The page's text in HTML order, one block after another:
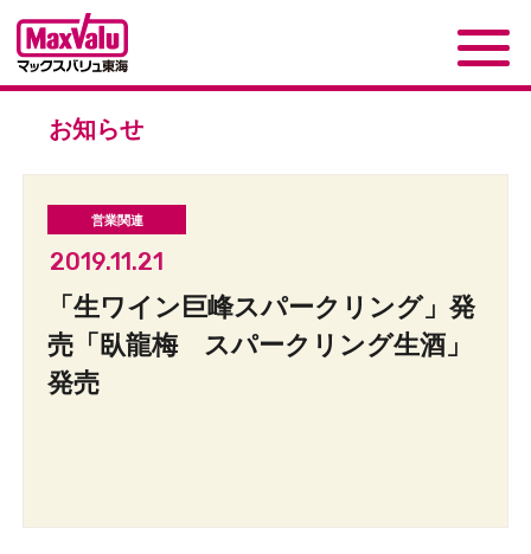
お知らせ
2019.11.21
「生ワイン巨峰スパークリング」発
売「臥龍梅 スパークリング生酒」
発売